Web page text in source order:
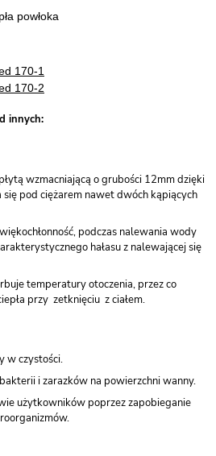
powłoka
170-1
170-2
innych:
wzmacniającą o grubości 12mm dzięki
pod ciężarem nawet dwóch kąpiących
podczas nalewania wody
hałasu z nalewającej się
temperatury otoczenia, przez co
przy zetknięciu z ciałem.
w czystości.
i zarazków na powierzchni wanny.
użytkowników poprzez zapobieganie